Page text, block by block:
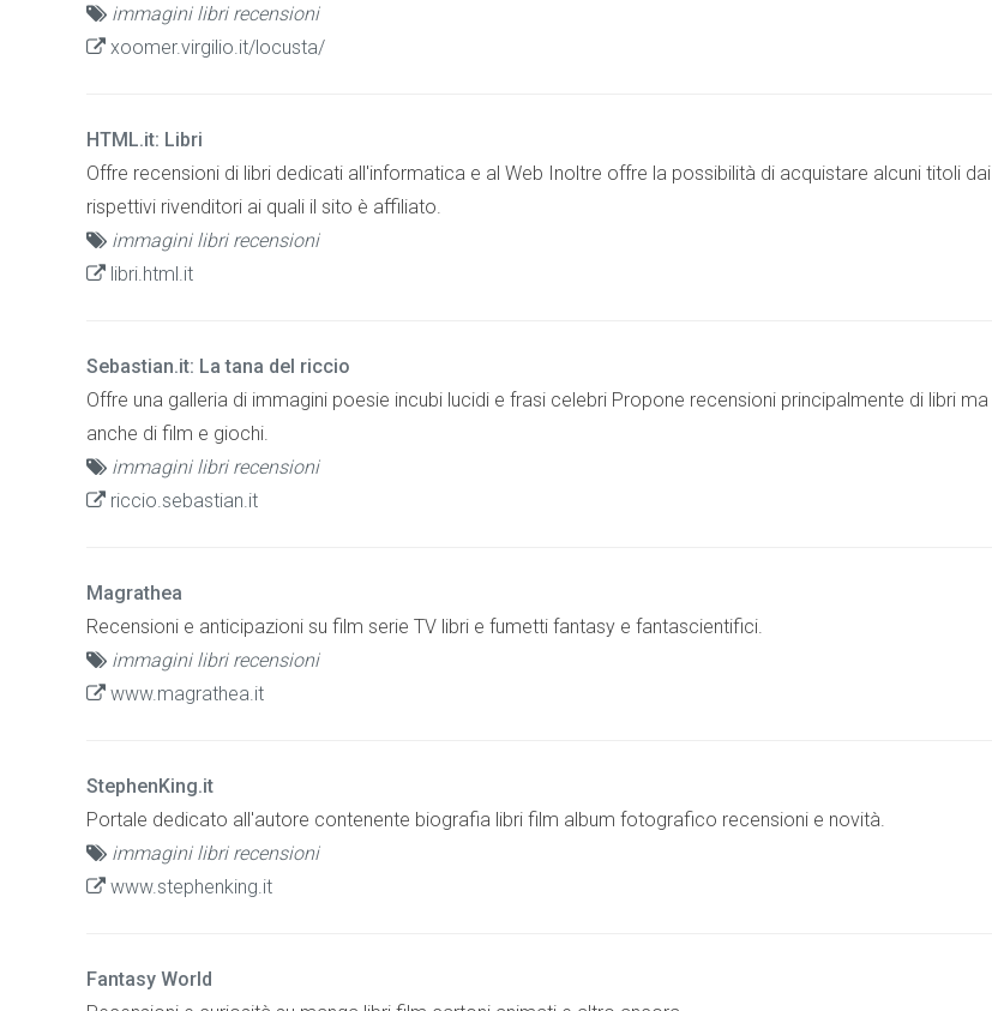
immagini libri recensioni
xoomer.virgilio.it/locusta/
HTML.it: Libri
Offre recensioni di libri dedicati all'informatica e al Web Inoltre offre la possibilità di acquistare alcuni titoli dai
rispettivi rivenditori ai quali il sito è affiliato.
immagini libri recensioni
libri.html.it
Sebastian.it: La tana del riccio
Offre una galleria di immagini poesie incubi lucidi e frasi celebri Propone recensioni principalmente di libri ma
anche di film e giochi.
immagini libri recensioni
riccio.sebastian.it
Magrathea
Recensioni e anticipazioni su film serie TV libri e fumetti fantasy e fantascientifici.
immagini libri recensioni
www.magrathea.it
StephenKing.it
Portale dedicato all'autore contenente biografia libri film album fotografico recensioni e novità.
immagini libri recensioni
www.stephenking.it
Fantasy World